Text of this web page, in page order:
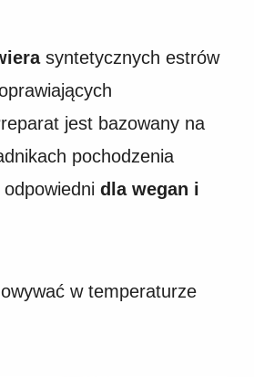
syntetycznych estrów
jest bazowany na
pochodzenia
dla wegan i
w temperaturze